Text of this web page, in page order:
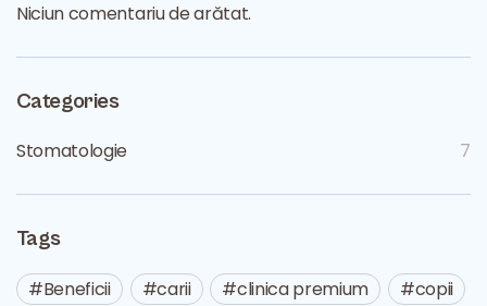
Niciun comentariu de arătat.
Categories
Stomatologie
7
Tags
Beneficii
carii clinica premium
copii